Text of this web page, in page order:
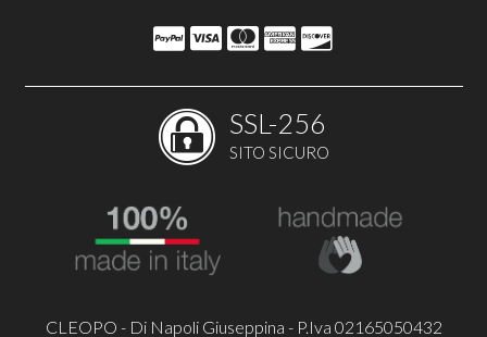
SSL-256
SITO SICURO
CLEOPO - Di Napoli Giuseppina - P.Iva 02165050432